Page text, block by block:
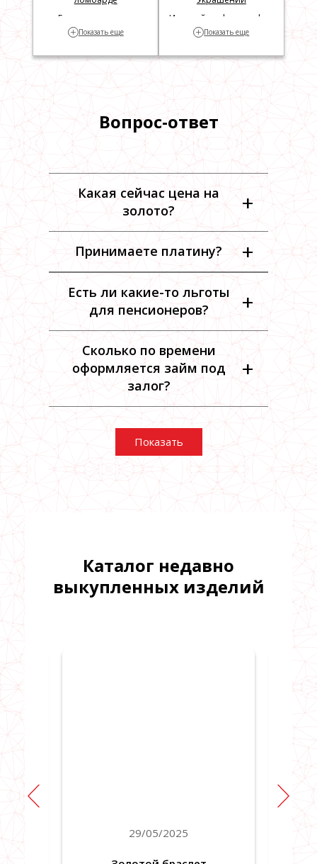
Геммологическая
экспертиза
+ Показать еще
Изделий по фотографии
Часов
Часов по фотографии
+ Показать еще
Вопрос-ответ
Какая сейчас цена на
золото?
+
Принимаете платину? +
Есть ли какие-то льготы
для пенсионеров?
+
Сколько по времени
оформляется займ под
залог?
+
Показать
Каталог недавно
выкупленных изделий
29/05/2025